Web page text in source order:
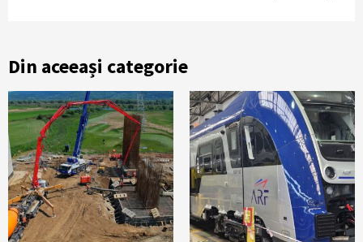
Din aceeași categorie